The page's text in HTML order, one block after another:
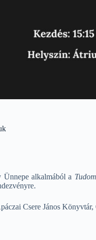
alkalmából a
Csere János Könyvtár,